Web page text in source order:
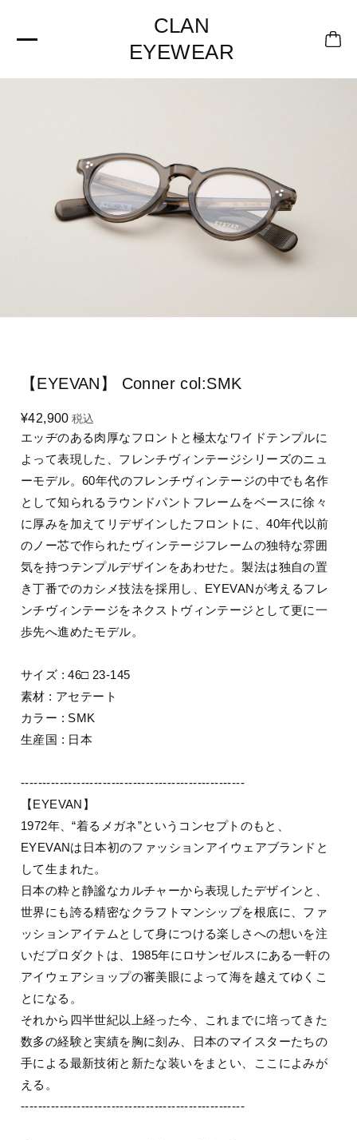
CLAN
EYEWEAR
【EYEVAN】 Conner col:SMK
¥42,900 税込
エッヂのある肉厚なフロントと極太なワイドテンプルに
よって表現した、フレンチヴィンテージシリーズのニュ
ーモデル。60年代のフレンチヴィンテージの中でも名作
として知られるラウンドパントフレームをベースに徐々
に厚みを加えてリデザインしたフロントに、40年代以前
のノー芯で作られたヴィンテージフレームの独特な雰囲
気を持つテンプルデザインをあわせた。製法は独自の置
き丁番でのカシメ技法を採用し、EYEVANが考えるフレ
ンチヴィンテージをネクストヴィンテージとして更に一
歩先へ進めたモデル。
サイズ : 46□ 23-145
素材 : アセテート
カラー : SMK
生産国 : 日本
----------------------------------------------------
【EYEVAN】
1972年、“着るメガネ”というコンセプトのもと、
EYEVANは日本初のファッションアイウェアブランドと
して生まれた。
日本の粋と静謐なカルチャーから表現したデザインと、
世界にも誇る精密なクラフトマンシップを根底に、ファ
ッションアイテムとして身につける楽しさへの想いを注
いだプロダクトは、1985年にロサンゼルスにある一軒の
アイウェアショップの審美眼によって海を越えてゆくこ
とになる。
それから四半世紀以上経った今、これまでに培ってきた
数多の経験と実績を胸に刻み、日本のマイスターたちの
手による最新技術と新たな装いをまとい、ここによみが
える。
----------------------------------------------------